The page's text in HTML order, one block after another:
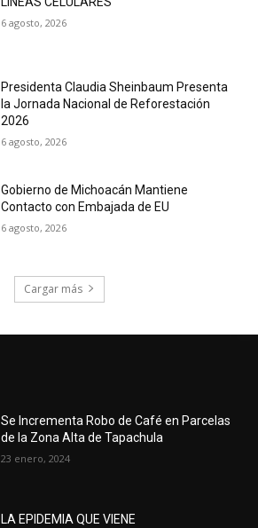
6 agosto, 2026
Presidenta Claudia Sheinbaum Presenta
la Jornada Nacional de Reforestación
2026
6 agosto, 2026
Gobierno de Michoacán Mantiene
Contacto con Embajada de EU
6 agosto, 2026
Cargar más
Se Incrementa Robo de Café en Parcelas
de la Zona Alta de Tapachula
23 enero, 2024
LA EPIDEMIA QUE VIENE